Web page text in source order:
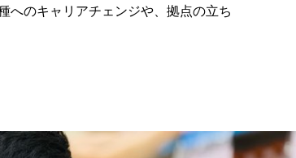
へのキャリアチェンジや、拠点の立ち